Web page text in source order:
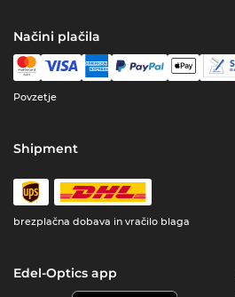
Načini plačila
Povzetje
Shipment
brezplačna dobava in vračilo blaga
Edel-Optics app